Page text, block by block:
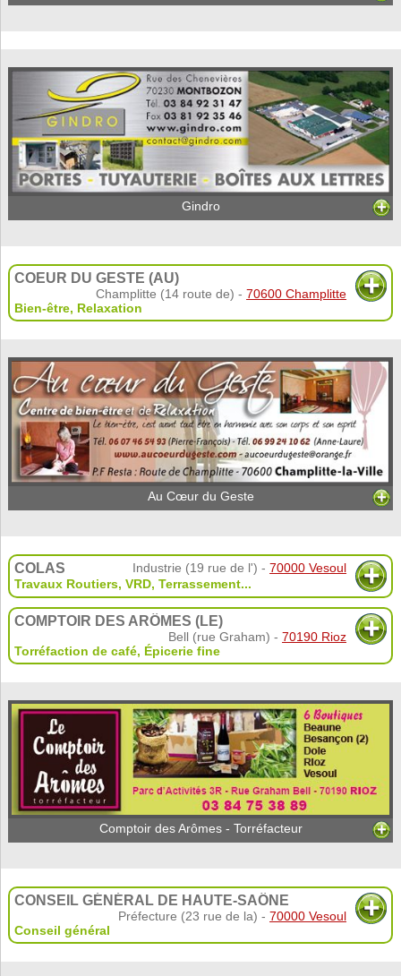
Gindro
COEUR DU GESTE (AU)
Champlitte (14 route de) -70600 Champlitte
Bien-être, Relaxation
Au Cœur du Geste
COLAS Industrie (19 rue de l') -70000 Vesoul
Travaux Routiers, VRD, Terrassement...
COMPTOIR DES ARÔMES (LE)
Bell (rue Graham) -70190 Rioz
Torréfaction de café, Épicerie fine
Comptoir des Arômes - Torréfacteur
CONSEIL GÉNÉRAL DE HAUTE-SAÔNE
Préfecture (23 rue de la) -70000 Vesoul
Conseil général